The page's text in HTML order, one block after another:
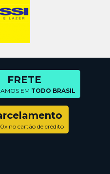
FRETE
EM TODO BRASIL
no cartão de crédito